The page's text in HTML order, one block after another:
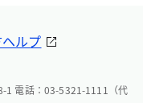
ルプ
1 電話：03-5321-1111（代